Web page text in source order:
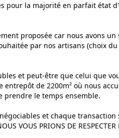
pour la majorité en parfait état
proposée car nous avons
par nos artisans (choix
et peut-être que celui que
de 2200m² où nous
prendre le temps ensemble.
et chaque transaction
VOUS PRIONS DE